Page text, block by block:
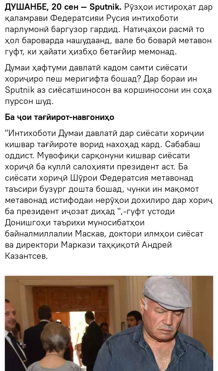
ДУШАНБЕ, 20 сен — Sputnik. Рӯзҳои истироҳат дар
қаламрави Федератсияи Русия интихоботи
парлумонӣ баргузор гардид. Натиҷаҳои расмӣ то
ҳол бароварда нашудаанд, вале бо боварӣ метавон
гуфт, ки ҳайати ҳизбҳо бетағйир мемонад.
Думаи ҳафтуми давлатӣ кадом самти сиёсати
хориҷиро пеш меригифта бошад? Дар бораи ин
Sputnik аз сиёсатшиносон ва коршиносони ин соҳа
пурсон шуд.
Ба ҷои тағйирот-навгониҳо
"Интихоботи Думаи давлатӣ дар сиёсати хориҷии
кишвар тағйироте ворид нахоҳад кард. Сабабаш
оддист. Мувофиқи сарқонуни кишвар сиёсати
хориҷӣ ба куллӣ салоҳияти президент аст. Ба
сиёсати хориҷӣ Шӯрои Федератсия метавонад
таъсири бузург дошта бошад, чунки ин мақомот
метавонад истифодаи нерӯҳои дохилиро дар хориҷ
ба президент иҷозат диҳад ",-гуфт устоди
Донишгоҳи таърихи муносибатҳои
байналмиллалии Маскав, доктори илмҳои сиёсат
ва директори Маркази таҳқиқотӣ Андрей
Казантсев.